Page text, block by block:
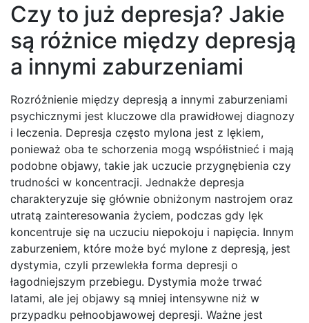
Czy to już depresja? Jakie
są różnice między depresją
a innymi zaburzeniami
Rozróżnienie między depresją a innymi zaburzeniami
psychicznymi jest kluczowe dla prawidłowej diagnozy
i leczenia. Depresja często mylona jest z lękiem,
ponieważ oba te schorzenia mogą współistnieć i mają
podobne objawy, takie jak uczucie przygnębienia czy
trudności w koncentracji. Jednakże depresja
charakteryzuje się głównie obniżonym nastrojem oraz
utratą zainteresowania życiem, podczas gdy lęk
koncentruje się na uczuciu niepokoju i napięcia. Innym
zaburzeniem, które może być mylone z depresją, jest
dystymia, czyli przewlekła forma depresji o
łagodniejszym przebiegu. Dystymia może trwać
latami, ale jej objawy są mniej intensywne niż w
przypadku pełnoobjawowej depresji. Ważne jest